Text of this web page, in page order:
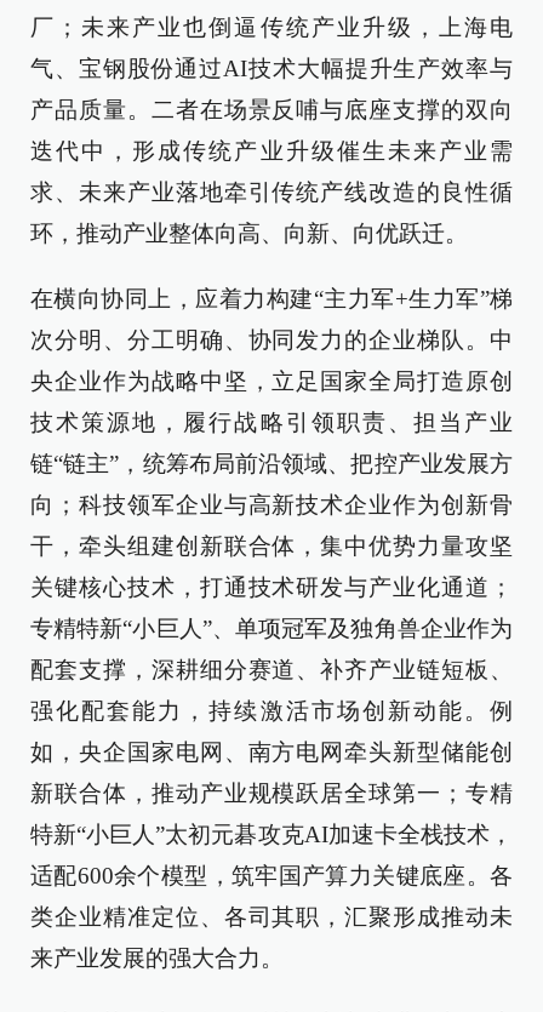
厂；未来产业也倒逼传统产业升级，上海电
气、宝钢股份通过AI技术大幅提升生产效率与
产品质量。二者在场景反哺与底座支撑的双向
迭代中，形成传统产业升级催生未来产业需
求、未来产业落地牵引传统产线改造的良性循
环，推动产业整体向高、向新、向优跃迁。
在横向协同上，应着力构建“主力军+生力军”梯
次分明、分工明确、协同发力的企业梯队。中
央企业作为战略中坚，立足国家全局打造原创
技术策源地，履行战略引领职责、担当产业
链“链主”，统筹布局前沿领域、把控产业发展方
向；科技领军企业与高新技术企业作为创新骨
干，牵头组建创新联合体，集中优势力量攻坚
关键核心技术，打通技术研发与产业化通道；
专精特新“小巨人”、单项冠军及独角兽企业作为
配套支撑，深耕细分赛道、补齐产业链短板、
强化配套能力，持续激活市场创新动能。例
如，央企国家电网、南方电网牵头新型储能创
新联合体，推动产业规模跃居全球第一；专精
特新“小巨人”太初元碁攻克AI加速卡全栈技术，
适配600余个模型，筑牢国产算力关键底座。各
类企业精准定位、各司其职，汇聚形成推动未
来产业发展的强大合力。